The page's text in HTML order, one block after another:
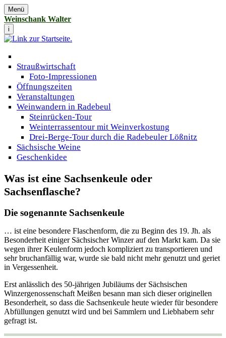
Menü
Weinschank Walter
i
Straußwirtschaft
Foto-Impressionen
Öffnungszeiten
Veranstaltungen
Weinwandern in Radebeul
Steinrücken-Tour
Weinterrassentour mit Weinverkostung
Drei-Berge-Tour durch die Radebeuler Lößnitz
Sächsische Weine
Geschenkidee
Was ist eine Sachsenkeule oder
Sachsenflasche?
Die sogenannte Sachsenkeule
… ist eine besondere Flaschenform, die zu Beginn des 19. Jh. als
Besonderheit einiger Sächsischer Winzer auf den Markt kam. Da sie
wegen ihrer Keulenform jedoch kompliziert zu transportieren und
sehr bruchanfällig war, wurde sie bald nicht mehr genutzt und geriet
in Vergessenheit.
Erst anlässlich des 50-jährigen Jubiläums der Sächsischen
Winzergenossenschaft Meißen besann man sich dieser originellen
Besonderheit, so dass die Sachsenkeule heute wieder für besondere
Abfüllungen genutzt wird und bei Sammlern und Liebhabern sehr
gefragt ist.